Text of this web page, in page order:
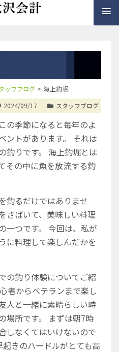
ッフブログ >海上釣堀
2024/09/17
スタッフブログ
の季節になると毎年のよ
ントがあります。
それは
りです。
海上釣堀とは
その中に魚を放流する釣
釣るだけではありませ
さばいて、美味しい料理
つです。 今回は、私が
に料理して楽しんだかを
の釣り体験についてご紹
者からベテランまで楽し
人と一緒に素晴らしい時
所です。
まずは朝7時
しなくてはいけないので
きのハードルがとても高